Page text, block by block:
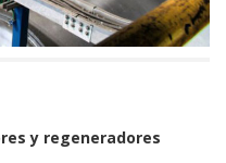
y regeneradores